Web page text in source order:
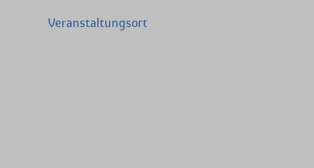
Veranstaltungsort